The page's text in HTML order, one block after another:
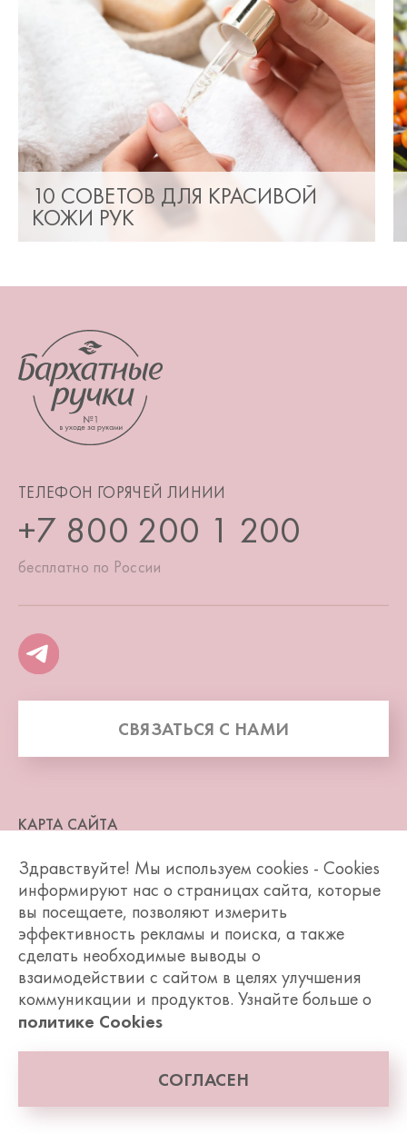
10 СОВЕТОВ ДЛЯ КРАСИВОЙ
КОЖИ РУК
ТЕЛЕФОН ГОРЯЧЕЙ ЛИНИИ
+7 800 200 1 200
бесплатно по России
СВЯЗАТЬСЯ С НАМИ
КАРТА САЙТА
ВОПРОСЫ И ОТВЕТЫ
ПОЛИТИКА КОНФИДЕНЦИАЛЬНОСТИ
УСЛОВИЯ ИСПОЛЬЗОВАНИЯ САЙТА
ДОСТУПНОСТЬ
Здравствуйте! Мы используем cookies - Cookies
информируют нас о страницах сайта, которые
вы посещаете, позволяют измерить
эффективность рекламы и поиска, а также
сделать необходимые выводы о
взаимодействии с сайтом в целях улучшения
коммуникации и продуктов. Узнайте больше о
политике Cookies
СОГЛАСЕН